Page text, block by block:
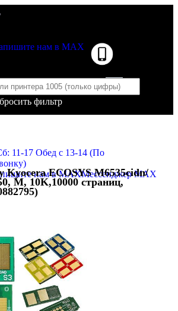
фильтр
Корзина пуста
11-17 Обед с 13-14 (По
Мессенджер MAX
Kyocera ECOSYS M6535cidn/
M, 10K,10000 страниц,